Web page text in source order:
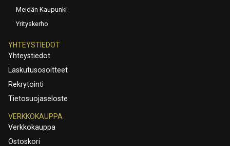
Meidän Kaupunki
Yrityskerho
YHTEYSTIEDOT
Yhteystiedot
Laskutusosoitteet
Rekrytointi
Tietosuojaseloste
VERKKOKAUPPA
Verkkokauppa
Ostoskori